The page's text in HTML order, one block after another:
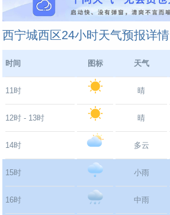
西宁城西区24小时天气预报详情
时间 图标 天气
11时 晴
12时 - 13时 晴
14时 多云
15时 小雨
16时 中雨